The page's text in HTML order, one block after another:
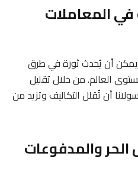
في المعاملات
يمكن أن يُحدث ثورة في طرق
العالم. من خلال تقليل
أن تُقلل التكاليف وتزيد من
الحر والمدفوعات